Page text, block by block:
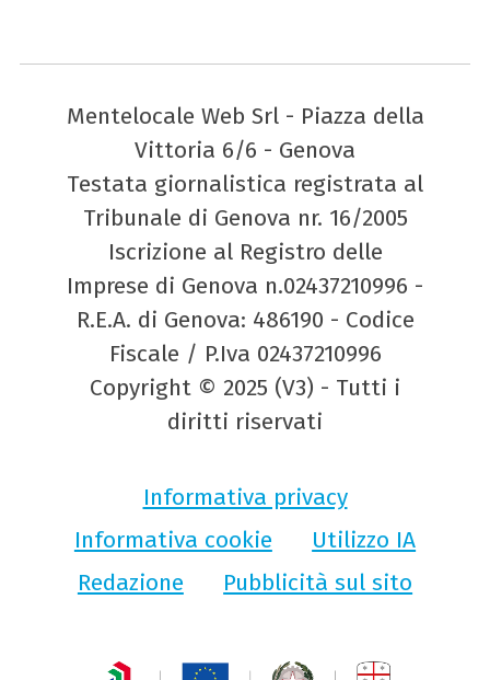
Mentelocale Web Srl - Piazza della
Vittoria 6/6 - Genova
Testata giornalistica registrata al
Tribunale di Genova nr. 16/2005
Iscrizione al Registro delle
Imprese di Genova n.02437210996 -
R.E.A. di Genova: 486190 - Codice
Fiscale / P.Iva 02437210996
Copyright © 2025 (V3) - Tutti i
diritti riservati
Informativa privacy
Informativa cookie
Utilizzo IA
Redazione
Pubblicità sul sito